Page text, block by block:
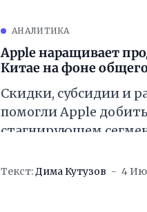
АНАЛИТИКА
Apple наращивает
Китае на фоне
Скидки, субсидии и
помогли Apple
стагнирующем
Текст:Дима Кутузов 4